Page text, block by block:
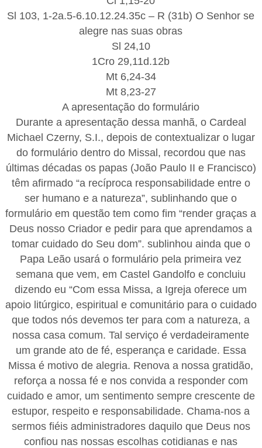
Sl 103, 1-2a.5-6.10.12.24.35c – R (31b) O Senhor se
alegre nas suas obras
Sl 24,10
1Cro 29,11d.12b
Mt 6,24-34
Mt 8,23-27
A apresentação do formulário
Durante a apresentação dessa manhã, o Cardeal
Michael Czerny, S.I., depois de contextualizar o lugar
do formulário dentro do Missal, recordou que nas
últimas décadas os papas (João Paulo II e Francisco)
têm afirmado “a recíproca responsabilidade entre o
ser humano e a natureza”, sublinhando que o
formulário em questão tem como fim “render graças a
Deus nosso Criador e pedir para que aprendamos a
tomar cuidado do Seu dom”. sublinhou ainda que o
Papa Leão usará o formulário pela primeira vez
semana que vem, em Castel Gandolfo e concluiu
dizendo eu “Com essa Missa, a Igreja oferece um
apoio litúrgico, espiritual e comunitário para o cuidado
que todos nós devemos ter para com a natureza, a
nossa casa comum. Tal serviço é verdadeiramente
um grande ato de fé, esperança e caridade. Essa
Missa é motivo de alegria. Renova a nossa gratidão,
reforça a nossa fé e nos convida a responder com
cuidado e amor, um sentimento sempre crescente de
estupor, respeito e responsabilidade. Chama-nos a
sermos fiéis administradores daquilo que Deus nos
confiou nas nossas escolhas cotidianas e nas